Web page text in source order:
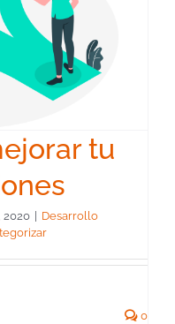
tu
2020
Desarrollo
0